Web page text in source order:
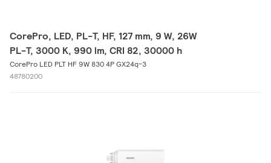
CorePro, LED, PL-T, HF, 127 mm, 9 W, 26W
PL-T, 3000 K, 990 lm, CRI 82, 30000 h
CorePro LED PLT HF 9W 830 4P GX24q-3
48780200